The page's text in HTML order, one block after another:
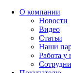
О компании
Новости
Видео
Статьи
Наши
Работа у